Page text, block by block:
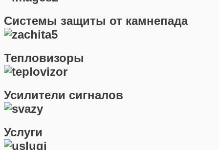
Системы защиты от камнепада
Тепловизоры
Усилители сигналов
Услуги